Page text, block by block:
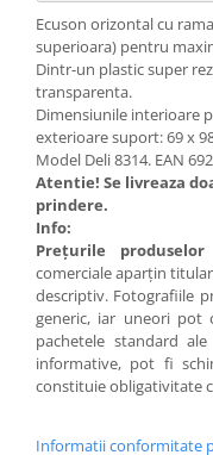
Ecuson orizontal cu
superioara) pentru
Dintr-un plastic super
transparenta.
Dimensiunile interioare
exterioare suport: 69 x
Model Deli 8314. EAN
Atentie! Se livreaza
prindere.
Info:
Preţurile
comerciale aparţin
descriptiv. Fotografiile
generic, iar uneori pot
pachetele standard
informative, pot fi
constituie obligativitate
Informatii conformitate